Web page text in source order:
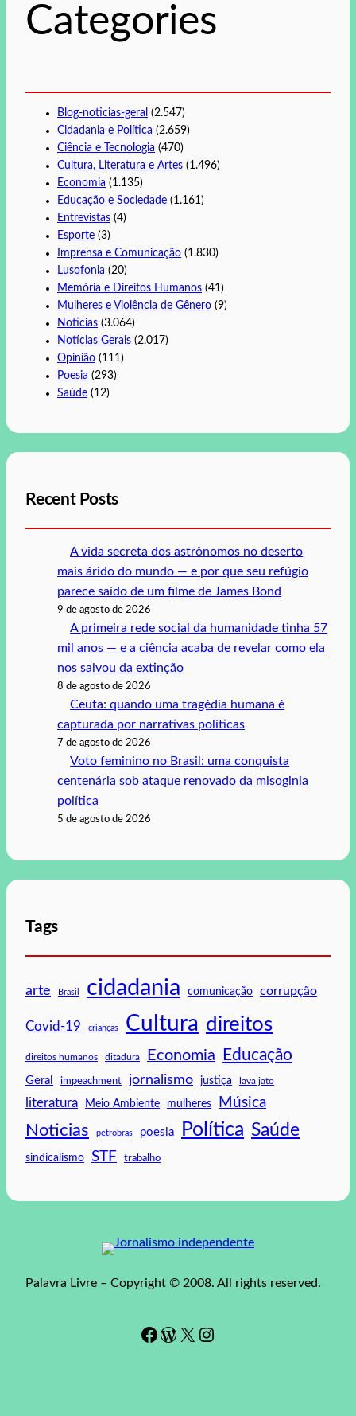
aCategories
Blog-noticias-geral (2.547)
Cidadania e Política (2.659)
Ciência e Tecnologia (470)
Cultura, Literatura e Artes (1.496)
Economia (1.135)
Educação e Sociedade (1.161)
Entrevistas (4)
Esporte (3)
Imprensa e Comunicação (1.830)
Lusofonia (20)
Memória e Direitos Humanos (41)
Mulheres e Violência de Gênero (9)
Noticias (3.064)
Notícias Gerais (2.017)
Opinião (111)
Poesia (293)
Saúde (12)
Recent Posts
A vida secreta dos astrônomos no deserto
mais árido do mundo — e por que seu refúgio
parece saído de um filme de James Bond
9 de agosto de 2026
A primeira rede social da humanidade tinha 57
mil anos — e a ciência acaba de revelar como ela
nos salvou da extinção
8 de agosto de 2026
Ceuta: quando uma tragédia humana é
capturada por narrativas políticas
7 de agosto de 2026
Voto feminino no Brasil: uma conquista
centenária sob ataque renovado da misoginia
política
5 de agosto de 2026
Tags
arte Brasil cidadania comunicação corrupção
Covid-19 crianças Cultura direitos
direitos humanos ditadura Economia Educação
Geral impeachment jornalismo justiça lava jato
literatura Meio Ambiente mulheres Música
Noticias petrobras poesia Política Saúde
sindicalismo STF trabalho
Palavra Livre – Copyright © 2008. All rights reserved.
Facebook WordPress # Instagram